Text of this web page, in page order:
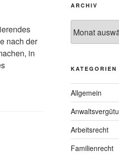
nach der
in
ARCHIV
KATEGORIEN
Allgemein
Arbeitsrecht
Familienrecht